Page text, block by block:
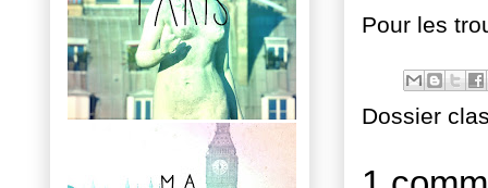
Pour les
Dossier